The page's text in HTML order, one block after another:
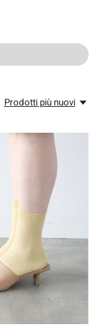
Prodotti più nuovi